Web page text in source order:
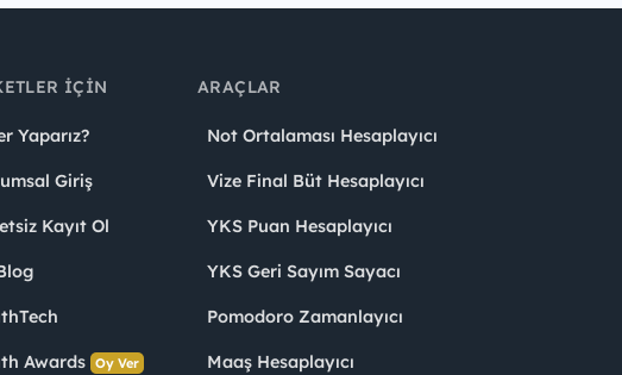
İÇIN
Yaparız?
Giriş
Kayıt Ol
Awards Oy Ver
ARAÇLAR
Not Ortalaması Hesaplayıcı
Vize Final Büt Hesaplayıcı
YKS Puan Hesaplayıcı
YKS Geri Sayım Sayacı
Pomodoro Zamanlayıcı
Maaş Hesaplayıcı